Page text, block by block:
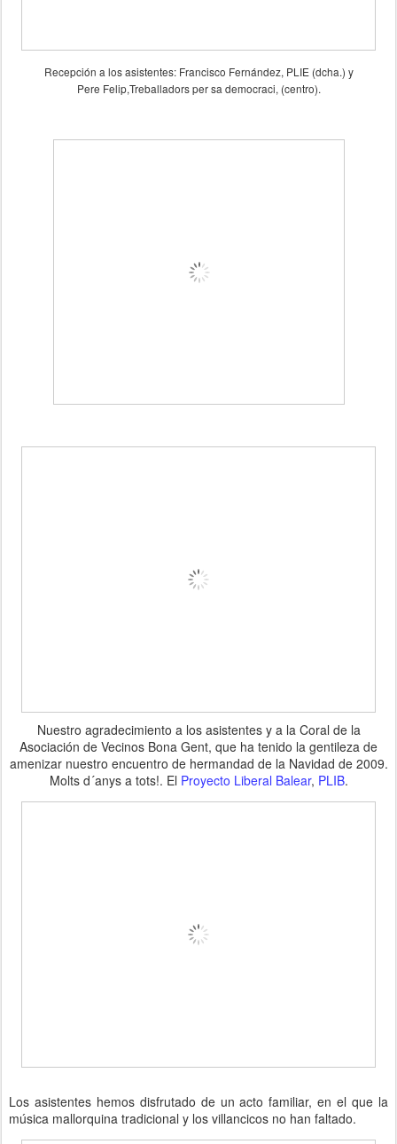
Recepción a los asistentes: Francisco Fernández, PLIE (dcha.) y
Pere Felip,Treballadors per sa democraci, (centro).
Nuestro agradecimiento a los asistentes y a la Coral de la
Asociación de Vecinos Bona Gent, que ha tenido la gentileza de
amenizar nuestro encuentro de hermandad de la Navidad de 2009.
Molts d´anys a tots!. El Proyecto Liberal Balear, PLIB.
Los asistentes hemos disfrutado de un acto familiar, en el que la
música mallorquina tradicional y los villancicos no han faltado.